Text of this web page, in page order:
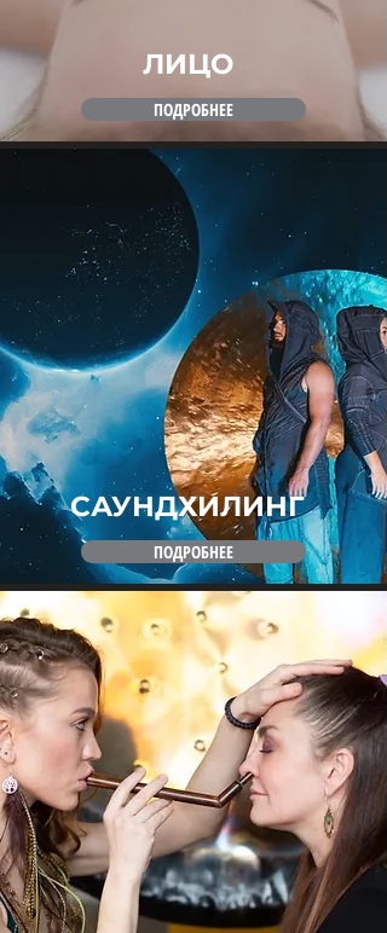
ЛИЦО
ПОДРОБНЕЕ
САУНДХИЛИНГ
ПОДРОБНЕЕ